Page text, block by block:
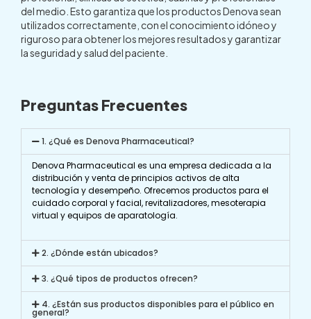
del medio. Esto garantiza que los productos Denova sean
utilizados correctamente, con el conocimiento idóneo y
riguroso para obtener los mejores resultados y garantizar
la seguridad y salud del paciente.
Preguntas Frecuentes
1. ¿Qué es Denova Pharmaceutical?
Denova Pharmaceutical es una empresa dedicada a la
distribución y venta de principios activos de alta
tecnología y desempeño. Ofrecemos productos para el
cuidado corporal y facial, revitalizadores, mesoterapia
virtual y equipos de aparatología.
2. ¿Dónde están ubicados?
3. ¿Qué tipos de productos ofrecen?
4. ¿Están sus productos disponibles para el público en
general?